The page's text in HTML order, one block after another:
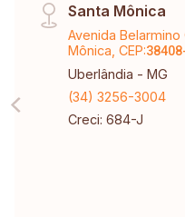
Santa Mônica
Avenida
Mônica, CEP:
Uberlândia - MG
(34) 3256-3004
Creci: 684-J